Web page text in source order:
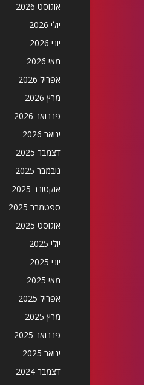
אוגוסט 2026
יולי 2026
יוני 2026
מאי 2026
אפריל 2026
מרץ 2026
פברואר 2026
ינואר 2026
דצמבר 2025
נובמבר 2025
אוקטובר 2025
ספטמבר 2025
אוגוסט 2025
יולי 2025
יוני 2025
מאי 2025
אפריל 2025
מרץ 2025
פברואר 2025
ינואר 2025
דצמבר 2024